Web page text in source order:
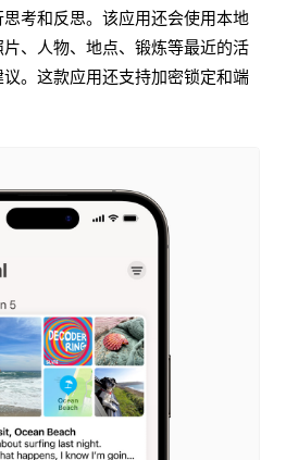
考和反思。该应用还会使用本地
、人物、地点、锻炼等最近的活
。这款应用还支持加密锁定和端